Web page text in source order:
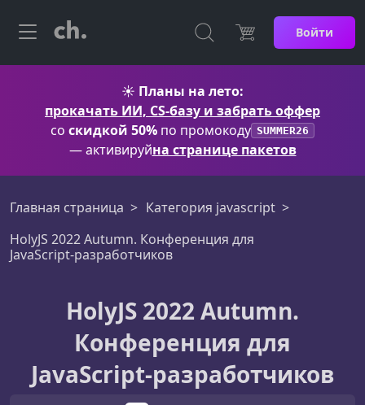
Войти
☀️ Планы на лето:
прокачать ИИ, CS-базу и забрать оффер
со скидкой 50% по промокоду SUMMER26
— активируйна странице пакетов
Главная страница
Категория javascript
HolyJS 2022 Autumn. Конференция для
JavaScript‑разработчиков
HolyJS 2022 Autumn.
Конференция для
JavaScript‑разработчиков